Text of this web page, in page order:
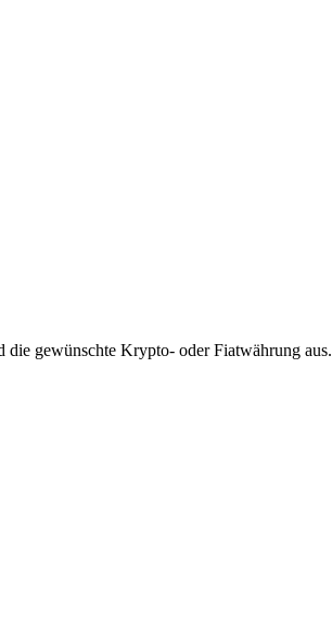
gewünschte Krypto- oder Fiatwährung aus.